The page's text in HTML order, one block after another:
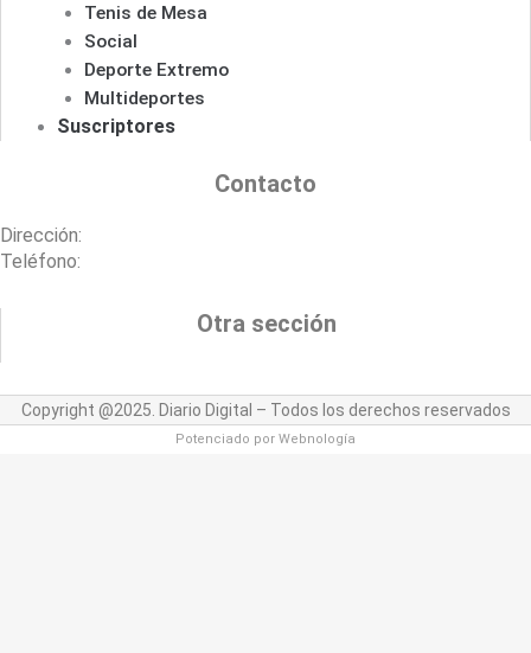
Tenis de Mesa
Social
Deporte Extremo
Multideportes
Suscriptores
Contacto
Dirección:
Teléfono:
Otra sección
Copyright @2025. Diario Digital – Todos los derechos reservados
Potenciado por Webnología